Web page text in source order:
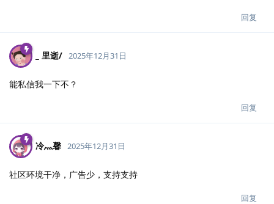
回复
_ 里逝/ 2025年12月31日
能私信我一下不？
回复
冷灬馨 2025年12月31日
社区环境干净，广告少，支持支持
回复